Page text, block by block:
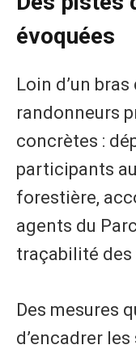
évoquées
Loin d’un
randonneurs
concrètes :
participants
forestière,
agents du
traçabilité des
Des mesures
d’encadrer